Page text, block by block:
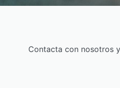
Contacta con nosotros